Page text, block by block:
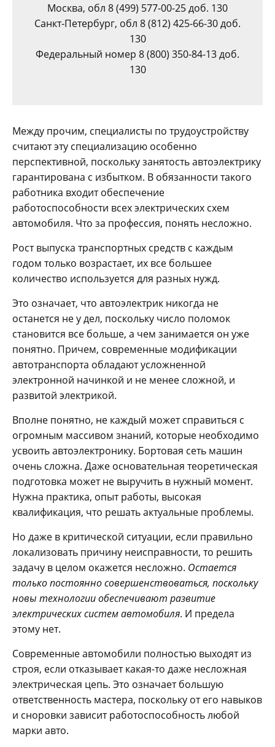
Москва, обл 8 (499) 577-00-25 доб. 130
Санкт-Петербург, обл 8 (812) 425-66-30 доб.
130
Федеральный номер 8 (800) 350-84-13 доб.
130
Между прочим, специалисты по трудоустройству
считают эту специализацию особенно
перспективной, поскольку занятость автоэлектрику
гарантирована с избытком. В обязанности такого
работника входит обеспечение
работоспособности всех электрических схем
автомобиля. Что за профессия, понять несложно.
Рост выпуска транспортных средств с каждым
годом только возрастает, их все большее
количество используется для разных нужд.
Это означает, что автоэлектрик никогда не
останется не у дел, поскольку число поломок
становится все больше, а чем занимается он уже
понятно. Причем, современные модификации
автотранспорта обладают усложненной
электронной начинкой и не менее сложной, и
развитой электрикой.
Вполне понятно, не каждый может справиться с
огромным массивом знаний, которые необходимо
усвоить автоэлектронику. Бортовая сеть машин
очень сложна. Даже основательная теоретическая
подготовка может не выручить в нужный момент.
Нужна практика, опыт работы, высокая
квалификация, что решать актуальные проблемы.
Но даже в критической ситуации, если правильно
локализовать причину неисправности, то решить
задачу в целом окажется несложно. Остается
только постоянно совершенствоваться, поскольку
новы технологии обеспечивают развитие
электрических систем автомобиля. И предела
этому нет.
Современные автомобили полностью выходят из
строя, если отказывает какая-то даже несложная
электрическая цепь. Это означает большую
ответственность мастера, поскольку от его навыков
и сноровки зависит работоспособность любой
марки авто.